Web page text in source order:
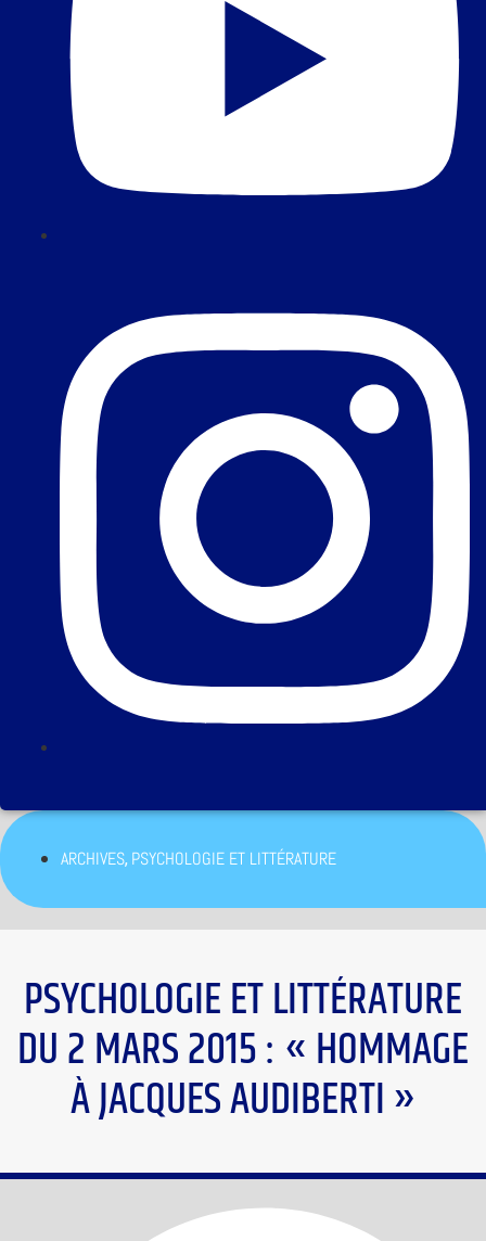
ARCHIVES,PSYCHOLOGIE ET LITTÉRATURE
PSYCHOLOGIE ET LITTÉRATURE
DU 2 MARS 2015 : « HOMMAGE
À JACQUES AUDIBERTI »